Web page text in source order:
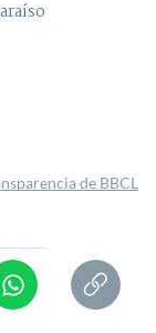
de BBCL